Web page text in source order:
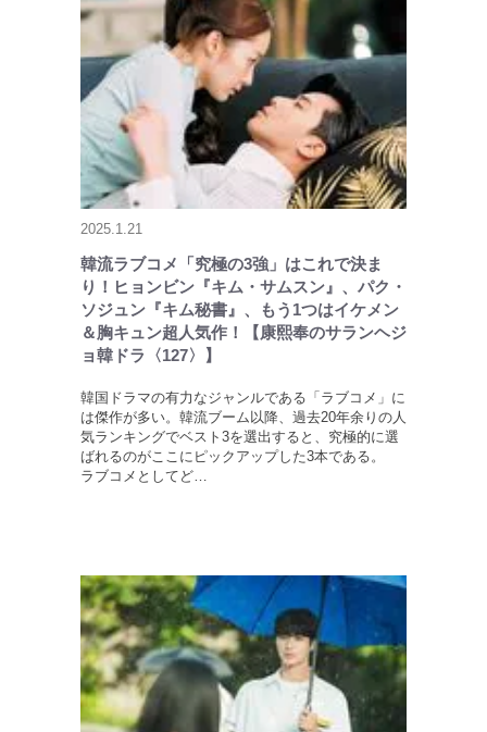
2025.1.21
韓流ラブコメ「究極の3強」はこれで決ま
り！ヒョンビン『キム・サムスン』、パク・
ソジュン『キム秘書』、もう1つはイケメン
＆胸キュン超人気作！【康熙奉のサランヘジ
ョ韓ドラ〈127〉】
韓国ドラマの有力なジャンルである「ラブコメ」に
は傑作が多い。韓流ブーム以降、過去20年余りの人
気ランキングでベスト3を選出すると、究極的に選
ばれるのがここにピックアップした3本である。
ラブコメとしてど…